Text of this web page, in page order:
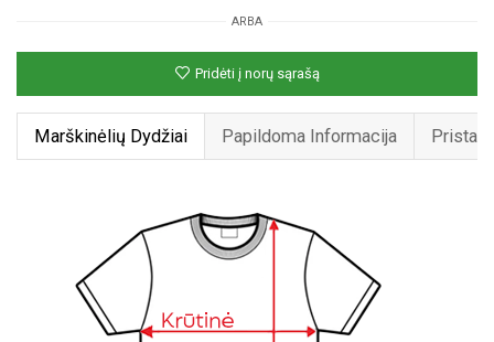
spauda
„Lietuvis“
ARBA
Pridėti į norų sąrašą
Marškinėlių Dydžiai Papildoma Informacija